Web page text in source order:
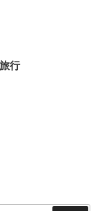
行